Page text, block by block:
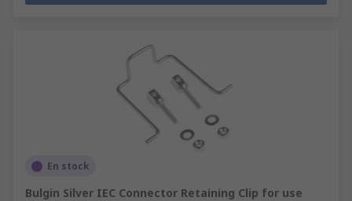
En stock
Bulgin Silver IEC Connector Retaining Clip for use